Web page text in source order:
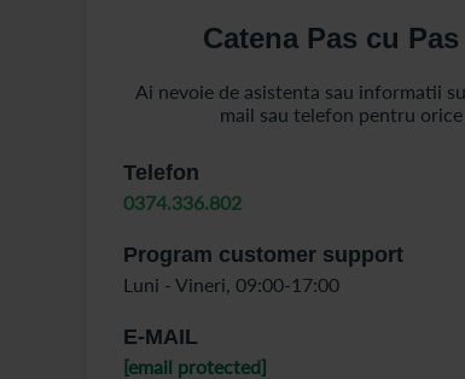
Catena Pas cu
Ai nevoie de asistenta sau informatii
mail sau telefon pentru
Telefon
0374.336.802
Program customer support
Luni - Vineri, 09:00-17:00
E-MAIL
[email protected]